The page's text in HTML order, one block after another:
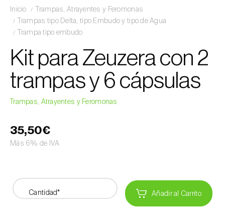
Inicio
Trampas, Atrayentes y Feromonas
Trampas tipo Delta, tipo Embudo y tipo de Agua
Trampa tipo embudo
Kit para Zeuzera con 2
trampas y 6 cápsulas
Trampas, Atrayentes y Feromonas
35,50€
Más 6% de IVA
Cantidad* Añadir al Carrito